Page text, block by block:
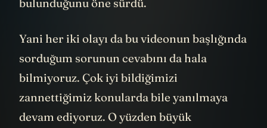
bulunduğunu öne sürdü.
Yani her iki olayı da bu videonun başlığında
sorduğum sorunun cevabını da hala
bilmiyoruz. Çok iyi bildiğimizi
zannettiğimiz konularda bile yanılmaya
devam ediyoruz. O yüzden büyük